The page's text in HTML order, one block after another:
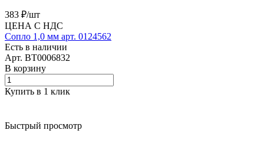
383 ₽/шт
ЦЕНА С НДС
Сопло 1,0 мм арт. 0124562
Есть в наличии
Арт. BT0006832
В корзину
Купить в 1 клик
Быстрый просмотр